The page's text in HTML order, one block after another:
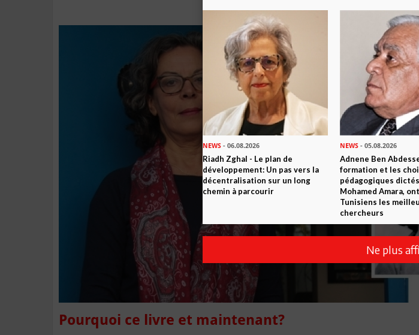
Pourquoi ce livre et maintenant?
NEWS - 06.08.2026
Riadh Zghal - Le plan de
développement: Un pas vers la
décentralisation sur un long
chemin à parcourir
NEWS - 05.08.2026
Adnene Ben
formation et les
pédagogiques
Mohamed Amara,
Tunisiens les
chercheurs
Ne plus